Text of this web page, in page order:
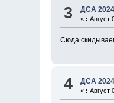
3 ДСА
« : Август
Сюда
4 ДСА
« : Август